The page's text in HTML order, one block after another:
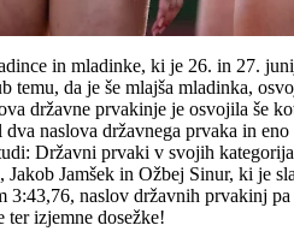
in mladinke, ki je 26. in 27.
temu, da je še mlajša mladinka,
državne prvakinje je osvojila še
naslova državnega prvaka in
Državni prvaki v svojih
Jamšek in Ožbej Sinur, ki je
3:43,76, naslov državnih prvakinj
ter izjemne dosežke!